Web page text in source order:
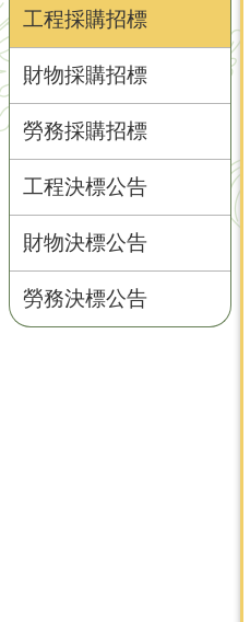
工程採購招標
財物採購招標
勞務採購招標
工程決標公告
財物決標公告
勞務決標公告